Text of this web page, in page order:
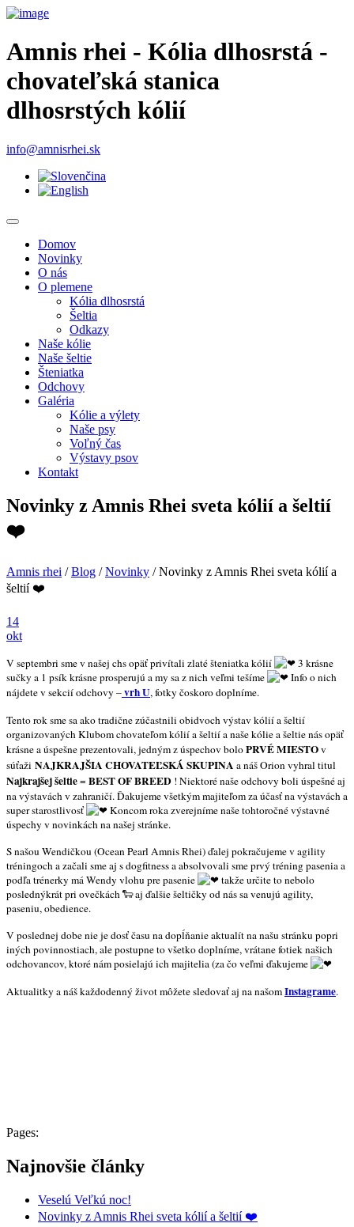
Amnis rhei - Kólia dlhosrstá -
chovateľská stanica
dlhosrstých kólií
info@amnisrhei.sk
Domov
Novinky
O nás
O plemene
Kólia dlhosrstá
Šeltia
Odkazy
Naše kólie
Naše šeltie
Šteniatka
Odchovy
Galéria
Kólie a výlety
Naše psy
Voľný čas
Výstavy psov
Kontakt
Novinky z Amnis Rhei sveta kólií a šeltií
❤️
Amnis rhei /Blog /Novinky /Novinky z Amnis Rhei sveta kólií a
šeltií ❤️
14
okt
V septembri sme v našej chs opäť privítali zlaté šteniatka kólií
3 krásne
sučky a 1 psík krásne prosperujú a my sa z nich veľmi tešíme
Info o nich
nájdete v sekcií odchovy –vrh U, fotky čoskoro doplníme.
Tento rok sme sa ako tradične zúčastnili obidvoch výstav kólií a šeltií
organizovaných Klubom chovateľom kólií a šeltií a naše kólie a šeltie nás opäť
krásne a úspešne prezentovali, jedným z úspechov boloPRVÉ MIESTOv
súťaži NAJKRAJŠIA CHOVATEĽSKÁ SKUPINA a náš Orion vyhral titul
Najkrajšejšeltie= BEST OF BREED ! Niektoré naše odchovy boli úspešné aj
na výstavách v zahraničí. Ďakujeme všetkým majiteľom za účasť na výstavách a
super starostlivosť
Koncom roka zverejníme naše tohtoročné výstavné
úspechy v novinkách na našej stránke.
S našou Wendičkou (Ocean Pearl Amnis Rhei) ďalej pokračujeme v agility
tréningoch a začali sme aj s dogfitness a absolvovali sme prvý tréning pasenia a
podľa trénerky má Wendy vlohu pre pasenie
takže určite to nebolo
poslednýkrát pri ovečkách🐑 aj ďalšie šeltičky od nás sa venujú agility,
paseniu, obedience.
V poslednej dobe nie je dosť času na dopĺňanie aktualít na našu stránku popri
iných povinnostiach, ale postupne to všetko doplníme, vrátane fotiek našich
odchovancov, ktoré nám posielajú ich majitelia (za čo veľmi ďakujeme
Aktualitky a náš každodenný život môžete sledovať aj na našomInstagrame.
Pages:
Najnovšie články
Veselú Veľkú noc!
Novinky z Amnis Rhei sveta kólií a šeltií ❤️